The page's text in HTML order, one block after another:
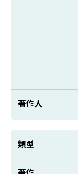
著作人
類型